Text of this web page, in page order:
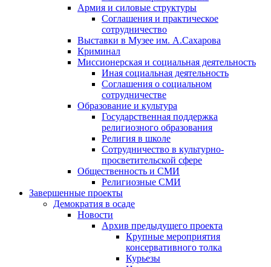
Армия и силовые структуры
Соглашения и практическое
сотрудничество
Выставки в Музее им. А.Сахарова
Криминал
Миссионерская и социальная деятельность
Иная социальная деятельность
Соглашения о социальном
сотрудничестве
Образование и культура
Государственная поддержка
религиозного образования
Религия в школе
Сотрудничество в культурно-
просветительской сфере
Общественность и СМИ
Религиозные СМИ
Завершенные проекты
Демократия в осаде
Новости
Архив предыдущего проекта
Крупные мероприятия
консервативного толка
Курьезы